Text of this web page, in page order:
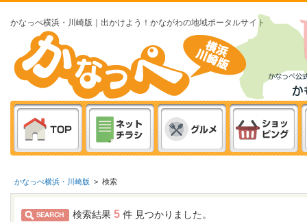
かなっぺ横浜・川崎版｜出かけよう！かながわの地域ポータルサイト
かなっぺ横浜・川崎版 > 検索
検索結果 5 件 見つかりました。